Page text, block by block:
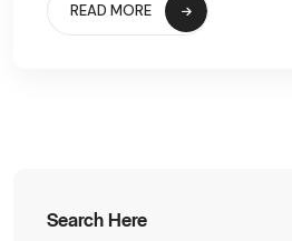
READ MORE
Search Here